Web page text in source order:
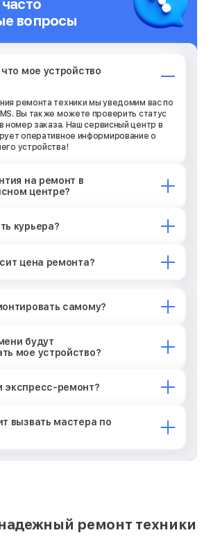
вопросы
мое устройство
ремонта техники мы уведомим вас по
Вы также можете проверить статус
номер заказа. Наш сервисный центр в
оперативное информирование о
устройства!
на ремонт в
центре?
курьера?
цена ремонта?
самому?
будут
мое устройство?
экспресс-ремонт?
вызвать мастера по
ремонт техники